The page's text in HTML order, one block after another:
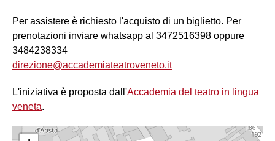
Per assistere è richiesto l'acquisto di un biglietto. Per
prenotazioni inviare whatsapp al 3472516398 oppure
3484238334
direzione@accademiateatroveneto.it
L'iniziativa è proposta dall'Accademia del teatro in lingua
veneta.